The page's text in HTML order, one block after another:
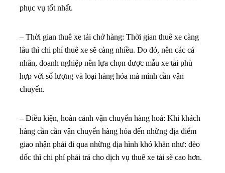
phục vụ tốt nhất.
– Thời gian thuê xe tải chở hàng: Thời gian thuê xe càng
lâu thì chi phí thuê xe sẽ càng nhiều. Do đó, nên các cá
nhân, doanh nghiệp nên lựa chọn được mẫu xe tải phù
hợp với số lượng và loại hàng hóa mà mình cần vận
chuyển.
– Điều kiện, hoàn cảnh vận chuyển hàng hoá: Khi khách
hàng cần cần vận chuyển hàng hóa đến những địa điểm
giao nhận phải đi qua những địa hình khó khăn như: đèo
dốc thì chi phí phải trả cho dịch vụ thuê xe tải sẽ cao hơn.